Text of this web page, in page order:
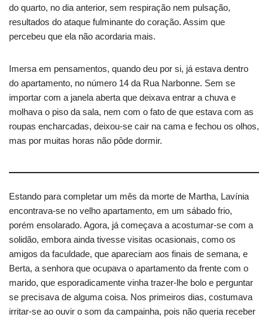
do quarto, no dia anterior, sem respiração nem pulsação,
resultados do ataque fulminante do coração. Assim que
percebeu que ela não acordaria mais.
Imersa em pensamentos, quando deu por si, já estava dentro
do apartamento, no número 14 da Rua Narbonne. Sem se
importar com a janela aberta que deixava entrar a chuva e
molhava o piso da sala, nem com o fato de que estava com as
roupas encharcadas, deixou-se cair na cama e fechou os olhos,
mas por muitas horas não pôde dormir.
Estando para completar um mês da morte de Martha, Lavínia
encontrava-se no velho apartamento, em um sábado frio,
porém ensolarado. Agora, já começava a acostumar-se com a
solidão, embora ainda tivesse visitas ocasionais, como os
amigos da faculdade, que apareciam aos finais de semana, e
Berta, a senhora que ocupava o apartamento da frente com o
marido, que esporadicamente vinha trazer-lhe bolo e perguntar
se precisava de alguma coisa. Nos primeiros dias, costumava
irritar-se ao ouvir o som da campainha, pois não queria receber